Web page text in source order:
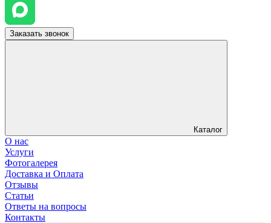
Заказать звонок
Каталог
О нас
Услуги
Фотогалерея
Доставка и Оплата
Отзывы
Статьи
Ответы на вопросы
Контакты